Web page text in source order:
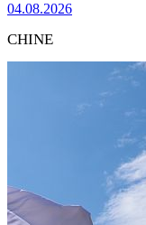
04.08.2026
CHINE